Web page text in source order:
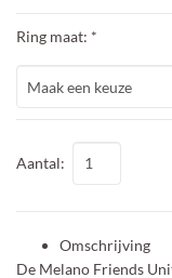
Ring maat: *
Aantal:
Omschrijving
De Melano Friends